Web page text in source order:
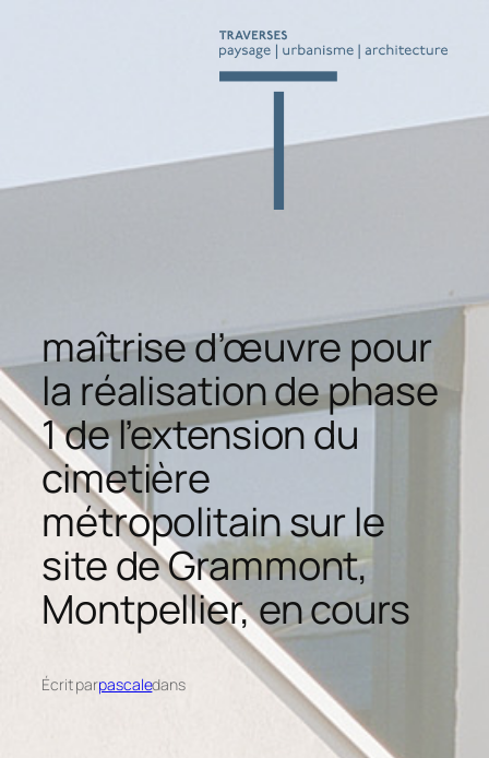
maîtrise d’œuvre pour
la réalisation de phase
1 de l’extension du
cimetière
métropolitain sur le
site de Grammont,
Montpellier, en cours
Écrit parpascaledans